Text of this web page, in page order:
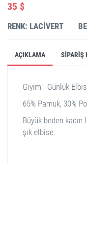
35 $
RENK: LACIVERT
AÇIKLAMA SIPARIŞ
Giyim - Günlük
65% Pamuk, 30%
Büyük beden
şık elbise.